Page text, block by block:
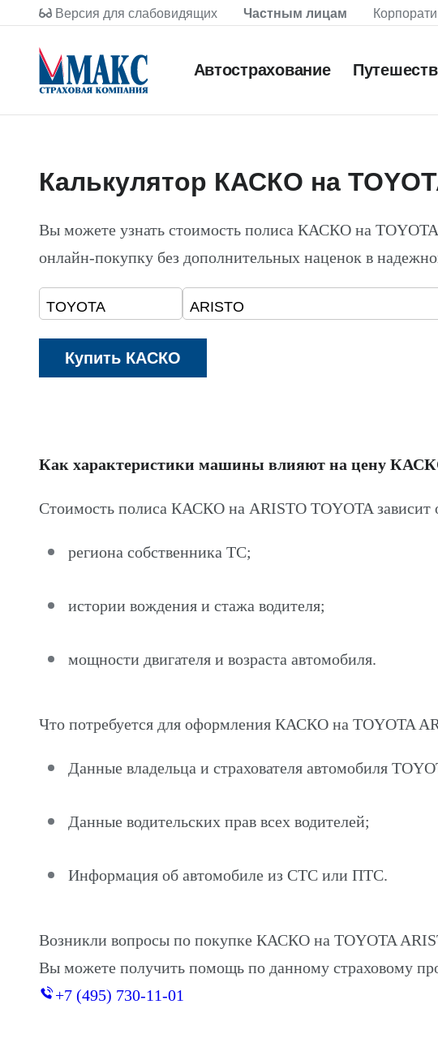
Версия для слабовидящих Частным лицам
Автострахование
Калькулятор КАСКО на
Вы можете узнать стоимость полиса КАСКО на
онлайн-покупку без дополнительных наценок в
Как характеристики машины влияют на цену
Стоимость полиса КАСКО на ARISTO TOYOTA зависит
региона собственника ТС;
истории вождения и стажа водителя;
мощности двигателя и возраста автомобиля.
Что потребуется для оформления КАСКО на TOYOTA
Данные владельца и страхователя автомобиля
Данные водительских прав всех водителей;
Информация об автомобиле из СТС или ПТС.
Возникли вопросы по покупке КАСКО на TOYOTA
Вы можете получить помощь по данному страховому
+7 (495) 730-11-01